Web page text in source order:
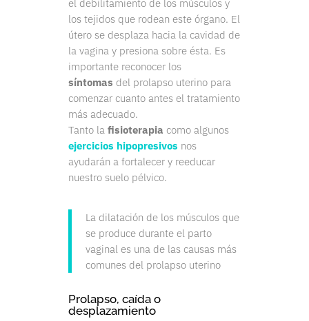
el debilitamiento de los músculos y
los tejidos que rodean este órgano. El
útero se desplaza hacia la cavidad de
la vagina y presiona sobre ésta. Es
importante reconocer los
síntomas del prolapso uterino para
comenzar cuanto antes el tratamiento
más adecuado.
Tanto lafisioterapia como algunos
ejercicios hipopresivos nos
ayudarán a fortalecer y reeducar
nuestro suelo pélvico.
La dilatación de los músculos que
se produce durante el parto
vaginal es una de las causas más
comunes del prolapso uterino
Prolapso, caída o
desplazamiento